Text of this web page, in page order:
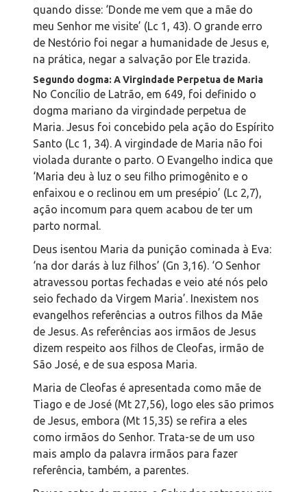
quando disse: ‘Donde me vem que a mãe do
meu Senhor me visite’ (Lc 1, 43). O grande erro
de Nestório foi negar a humanidade de Jesus e,
na prática, negar a salvação por Ele trazida.
Segundo dogma: A Virgindade Perpetua de Maria
No Concílio de Latrão, em 649, foi definido o
dogma mariano da virgindade perpetua de
Maria. Jesus foi concebido pela ação do Espírito
Santo (Lc 1, 34). A virgindade de Maria não foi
violada durante o parto. O Evangelho indica que
‘Maria deu à luz o seu filho primogênito e o
enfaixou e o reclinou em um presépio’ (Lc 2,7),
ação incomum para quem acabou de ter um
parto normal.
Deus isentou Maria da punição cominada à Eva:
‘na dor darás à luz filhos’ (Gn 3,16). ‘O Senhor
atravessou portas fechadas e veio até nós pelo
seio fechado da Virgem Maria’. Inexistem nos
evangelhos referências a outros filhos da Mãe
de Jesus. As referências aos irmãos de Jesus
dizem respeito aos filhos de Cleofas, irmão de
São José, e de sua esposa Maria.
Maria de Cleofas é apresentada como mãe de
Tiago e de José (Mt 27,56), logo eles são primos
de Jesus, embora (Mt 15,35) se refira a eles
como irmãos do Senhor. Trata-se de um uso
mais amplo da palavra irmãos para fazer
referência, também, a parentes.